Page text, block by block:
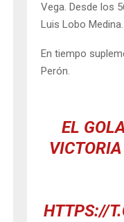
Vega. Desde los
Luis Lobo Medina.
En tiempo
Perón.
EL
HTTPS://